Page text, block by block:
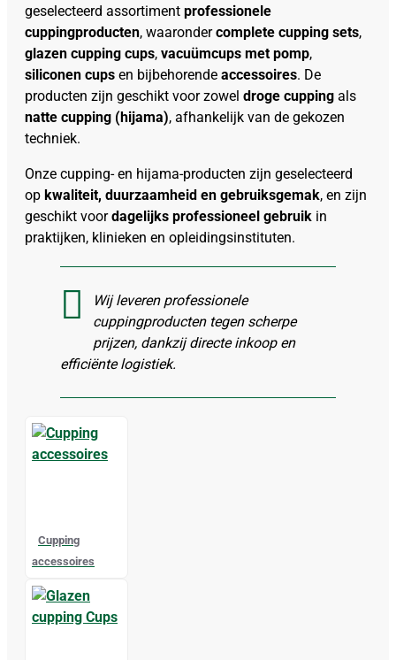
geselecteerd assortiment professionele
cuppingproducten, waarondercomplete cupping sets,
glazen cupping cups, vacuümcups met pomp,
siliconen cups en bijbehorende accessoires. De
producten zijn geschikt voor zowel droge cupping als
natte cupping (hijama), afhankelijk van de gekozen
techniek.
Onze cupping- en hijama-producten zijn geselecteerd
op kwaliteit, duurzaamheid en gebruiksgemak, en zijn
geschikt voordagelijks professioneel gebruik in
praktijken, klinieken en opleidingsinstituten.
Wij leveren professionele
cuppingproducten tegen scherpe
prijzen, dankzij directe inkoop en
efficiënte logistiek.
Cupping
accessoires